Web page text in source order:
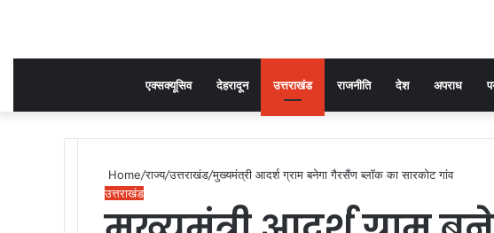
एक्सक्यूसिव देहरादून उत्तराखंड राजनीति देश अपराध
Home/राज्य/उत्तराखंड/मुख्यमंत्री आदर्श ग्राम बनेगा गैरसैंण ब्लॉक का सारकोट गांव
उत्तराखंड